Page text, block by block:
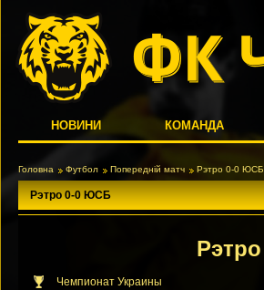
НОВИНИ КОМАНДА
Головна Футбол Попередній матч Рэтро 0-0 ЮСБ
Рэтро 0-0 ЮСБ
Рэтро
Чемпионат Украины